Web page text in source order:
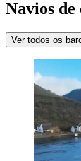
Navios
Ver todos os